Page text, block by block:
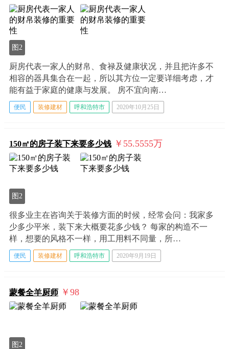
图2
厨房代表一家人的财帛、食禄及健康状况，并且把许多不
相容的器具集合在一起，所以其方位一定要详细考虑，才
能有益于家庭的健康与发展。 房不宜向南…
便民 装修建材 呼和浩特市 2020年10月25日
150㎡的房子装下来要多少钱 ￥55.5555万
图2
很多业主在咨询关于装修方面的时候，经常会问：我家多
少多少平米，装下来大概要花多少钱？ 每家的构造不一
样，想要的风格不一样，用工用料不同量，所…
便民 装修建材 呼和浩特市 2020年9月19日
蒙餐全羊厨师 ￥98
图2